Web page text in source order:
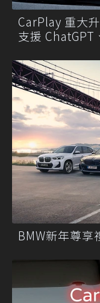
CarPlay 重大
支援 ChatGPT
BMW新年尊享